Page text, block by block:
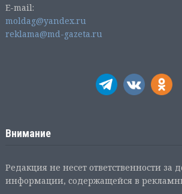
E-mail:
moldag@yandex.ru
reklama@md-gazeta.ru
Внимание
Редакция не несет ответственности за
информации, содержащейся в